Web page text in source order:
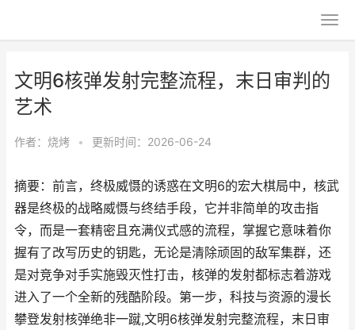
文明6核弹发射完整流程，末日审判的
艺术
作者： 烧烤 • 更新时间：2026-06-24
摘要：前言，终极威慑的诱惑在文明6的宏大棋局中，核武
器是终极的战略威慑与终结手段，它并非简单的攻击指
令，而是一套精密且充满仪式感的流程，掌握它意味着你
握有了改写历史的钥匙，无论是清除顽固的敌军集群，还
是对竞争对手实施毁灭性打击，核弹的发射都标志着游戏
进入了一个全新的残酷阶段。第一步，科技与资源的漫长
攀登发射核弹绝非一蹴,文明6核弹发射完整流程，末日审